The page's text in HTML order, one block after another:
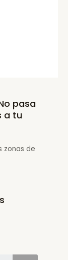
pasa
a tu
zonas de